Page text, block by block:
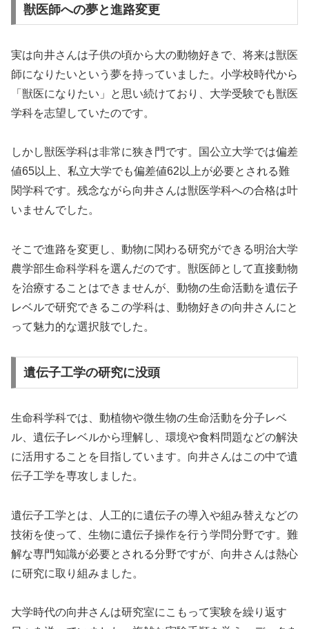
獣医師への夢と進路変更
実は向井さんは子供の頃から大の動物好きで、将来は獣医
師になりたいという夢を持っていました。小学校時代から
「獣医になりたい」と思い続けており、大学受験でも獣医
学科を志望していたのです。
しかし獣医学科は非常に狭き門です。国公立大学では偏差
値65以上、私立大学でも偏差値62以上が必要とされる難
関学科です。残念ながら向井さんは獣医学科への合格は叶
いませんでした。
そこで進路を変更し、動物に関わる研究ができる明治大学
農学部生命科学科を選んだのです。獣医師として直接動物
を治療することはできませんが、動物の生命活動を遺伝子
レベルで研究できるこの学科は、動物好きの向井さんにと
って魅力的な選択肢でした。
遺伝子工学の研究に没頭
生命科学科では、動植物や微生物の生命活動を分子レベ
ル、遺伝子レベルから理解し、環境や食料問題などの解決
に活用することを目指しています。向井さんはこの中で遺
伝子工学を専攻しました。
遺伝子工学とは、人工的に遺伝子の導入や組み替えなどの
技術を使って、生物に遺伝子操作を行う学問分野です。難
解な専門知識が必要とされる分野ですが、向井さんは熱心
に研究に取り組みました。
大学時代の向井さんは研究室にこもって実験を繰り返す